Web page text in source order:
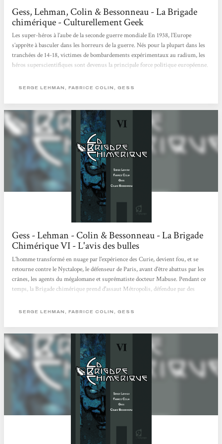
Gess, Lehman, Colin & Bessonneau - La Brigade
chimérique - Culturellement Geek
Les super-héros à l’aube de la seconde guerre mondiale En 1938, l’Europe
s’apprête à basculer dans les horreurs de la guerre. Nés pour la plupart dans les
tranchées de 14-18, victimes de bombardements expérimentaux au radium, les
héros superscientifiques sont devenus la principale force politique européenne.
londonien, est le protecteur officiel de Paris, désigné dans des circonstances
SERGE LEHMAN, FABRICE COLIN, GESS
Gess - Lehman - Colin & Bessonneau - La Brigade
Chimérique VI - L'avis des bulles
L'homme transformé en nuage par l'expérience des Curie, devient fou, et se
retourne contre le Nyctalope, le défenseur de Paris, avant d'être abattus par les
crânes, les agents du mégalomane et suprématiste docteur Mabuse. Pendant ce
temps, la Brigade chimérique prend d'assaut Métropolis, défendue par des
tome 6 s'achève la saga de la désormais mythique Brigade chimérique, où
culture populaire...
SERGE LEHMAN, FABRICE COLIN, GESS